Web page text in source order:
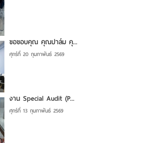
ขอขอบคุณ คุณปาล์ม คุ...
ศุกร์ที่ 20 กุมภาพันธ์ 2569
งาน Special Audit (P...
ศุกร์ที่ 13 กุมภาพันธ์ 2569